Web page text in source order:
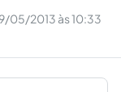
05/2013 às 10:33